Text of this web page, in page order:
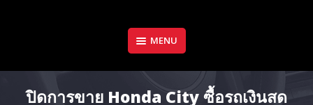
MENU
ปิดการขาย Honda City ซื้อรถเงินสด